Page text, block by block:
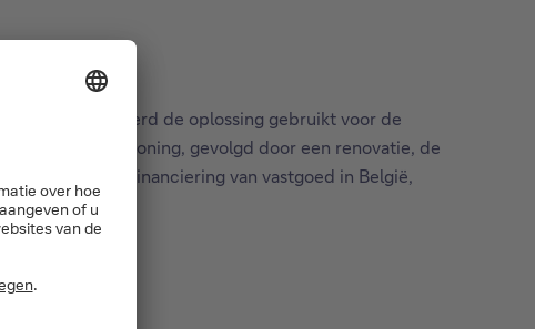
de gevallen werd de oplossing gebruikt voor de
een eerste woning, gevolgd door een renovatie, de
voor de financiering van vastgoed in België,